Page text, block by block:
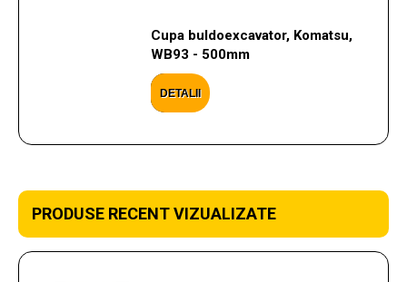
Cupa buldoexcavator, Komatsu,
WB93 - 500mm
DETALII
PRODUSE RECENT VIZUALIZATE